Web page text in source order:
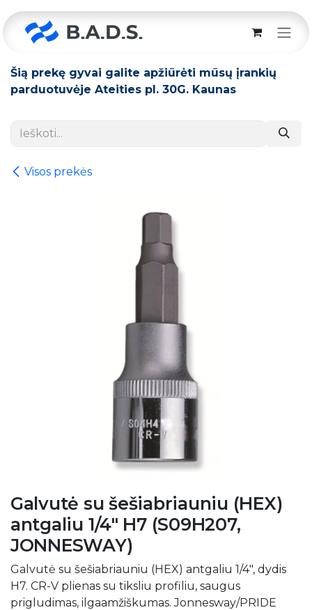
Šią prekę gyvai galite apžiūrėti mūsų įrankių
parduotuvėje Ateities pl. 30G. Kaunas
Visos prekės
Galvutė su šešiabriauniu (HEX)
antgaliu 1/4" H7 (S09H207,
JONNESWAY)
Galvutė su šešiabriauniu (HEX) antgaliu 1/4", dydis
H7. CR-V plienas su tiksliu profiliu, saugus
prigludimas, ilgaamžiškumas. Jonnesway/PRIDE